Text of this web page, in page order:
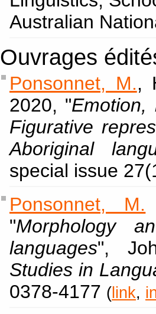
Australian
Ouvrages
Ponsonnet, M.,
2020, "Emotion,
Figurative
Aboriginal
special issue
Ponsonnet, M.
"Morphology
languages",
Studies in
0378-4177 ( link,